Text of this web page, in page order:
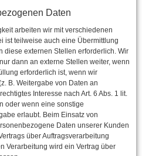
Daten
arbeiten wir mit verschiedenen
ist teilweise auch eine Übermittlung
diese externen Stellen erforderlich. Wir
dann an externe Stellen weiter, wenn
erforderlich ist, wenn wir
B. Weitergabe von Daten an
Interesse nach Art. 6 Abs. 1 lit.
oder wenn eine sonstige
erlaubt. Beim Einsatz von
Daten unserer Kunden
über Auftragsverarbeitung
Verarbeitung wird ein Vertrag über